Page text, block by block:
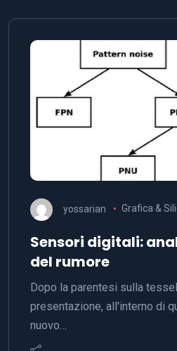
yossarian Grafica &
Sensori digitali:
del rumore
Dopo la parentesi sulla
presentazione, all'interno di
nuovo…